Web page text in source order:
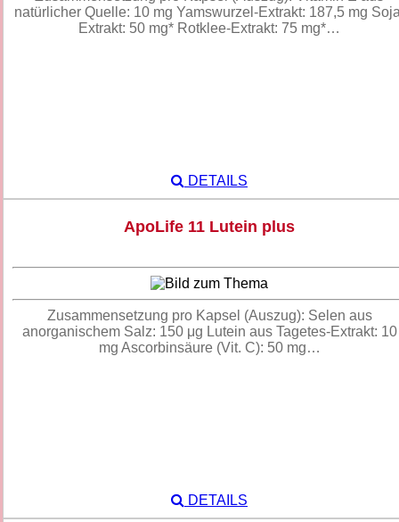
natürlicher Quelle: 10 mg Yamswurzel-Extrakt: 187,5 mg
Extrakt: 50 mg* Rotklee-Extrakt: 75 mg*…
DETAILS
ApoLife 11 Lutein plus
Zusammensetzung pro Kapsel (Auszug): Selen aus
anorganischem Salz: 150 μg Lutein aus Tagetes-Extrakt: 10
mg Ascorbinsäure (Vit. C): 50 mg…
DETAILS